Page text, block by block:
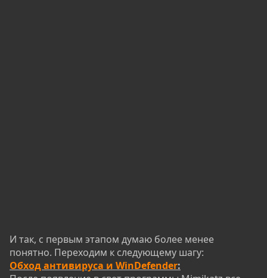
И так, с первым этапом думаю более менее
понятно. Переходим к следующему шагу:
Обход антивируса и WinDefender: